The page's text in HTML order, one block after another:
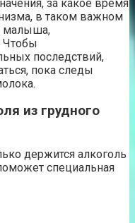
за какое время
в таком важном
малыша,
Чтобы
последствий,
пока следы
из грудного
держится алкоголь
специальная